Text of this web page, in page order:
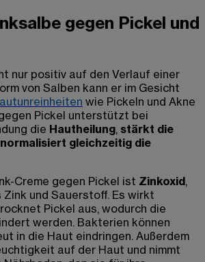
gegen Pickel und
nur positiv auf den Verlauf einer
von Salben kann er im Gesicht
wie Pickeln und Akne
Pickel unterstützt bei
die Hautheilung, stärkt die
normalisiert gleichzeitig die
Creme gegen Pickel ist Zinkoxid,
Zink und Sauerstoff. Es wirkt
Pickel aus, wodurch die
werden. Bakterien können
in die Haut eindringen. Außerdem
auf der Haut und nimmt